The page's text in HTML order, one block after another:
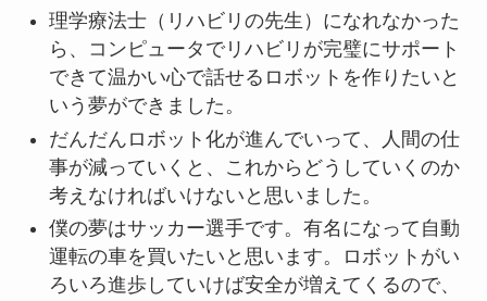
理学療法士（リハビリの先生）になれなかった
ら、コンピュータでリハビリが完璧にサポート
できて温かい心で話せるロボットを作りたいと
いう夢ができました。
だんだんロボット化が進んでいって、人間の仕
事が減っていくと、これからどうしていくのか
考えなければいけないと思いました。
僕の夢はサッカー選手です。有名になって自動
運転の車を買いたいと思います。ロボットがい
ろいろ進歩していけば安全が増えてくるので、